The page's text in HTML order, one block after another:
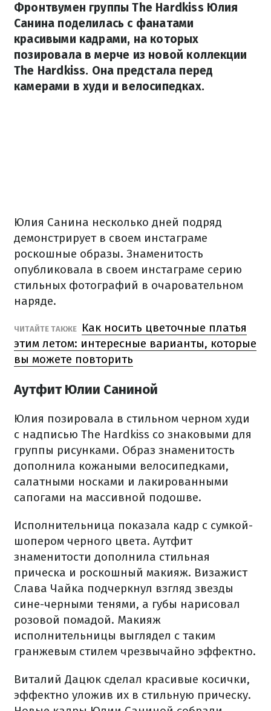
Фронтвумен группы The Hardkiss Юлия
Санина поделилась с фанатами
красивыми кадрами, на которых
позировала в мерче из новой коллекции
The Hardkiss. Она предстала перед
камерами в худи и велосипедках.
Юлия Санина несколько дней подряд
демонстрирует в своем инстаграме
роскошные образы. Знаменитость
опубликовала в своем инстаграме серию
стильных фотографий в очаровательном
наряде.
ЧИТАЙТЕ ТАКЖЕ
Как носить цветочные платья
этим летом: интересные варианты, которые
вы можете повторить
Аутфит Юлии Саниной
Юлия позировала в стильном черном худи
с надписью The Hardkiss со знаковыми для
группы рисунками. Образ знаменитость
дополнила кожаными велосипедками,
салатными носками и лакированными
сапогами на массивной подошве.
Исполнительница показала кадр с сумкой-
шопером черного цвета. Аутфит
знаменитости дополнила стильная
прическа и роскошный макияж. Визажист
Слава Чайка подчеркнул взгляд звезды
сине-черными тенями, а губы нарисовал
розовой помадой. Макияж
исполнительницы выглядел с таким
гранжевым стилем чрезвычайно эффектно.
Виталий Дацюк сделал красивые косички,
эффектно уложив их в стильную прическу.